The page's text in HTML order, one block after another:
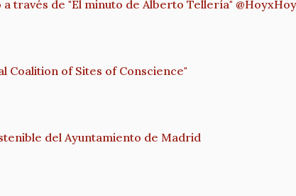
través de "El minuto de Alberto Tellería"
Coalition of Sites of Conscience"
del Ayuntamiento de Madrid